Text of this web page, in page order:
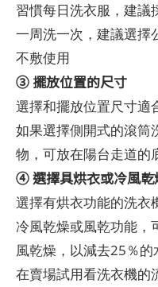
習慣每日洗衣服，建議
一周洗一次，建議選擇
不敷使用
③ 擺放位置的尺寸
選擇和擺放位置尺寸適
如果選擇側開式的滾筒
物，可放在陽台走道的
④ 選擇具烘衣或冷風乾
選擇有烘衣功能的洗衣
冷風乾燥或風乾功能，
風乾燥，以減去25％
在賣場試用看洗衣機的